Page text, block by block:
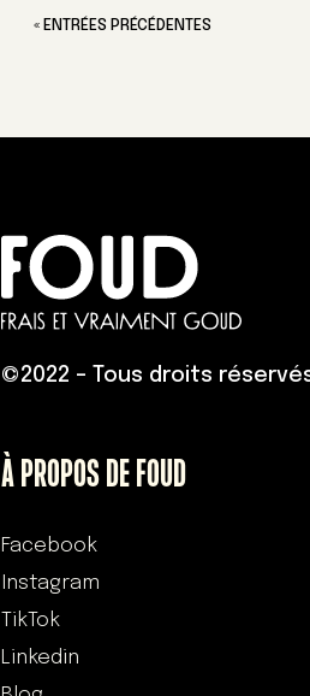
« ENTRÉES PRÉCÉDENTES
©2022 – Tous droits
À PROPOS DE FOUD
Facebook
Instagram
TikTok
Linkedin